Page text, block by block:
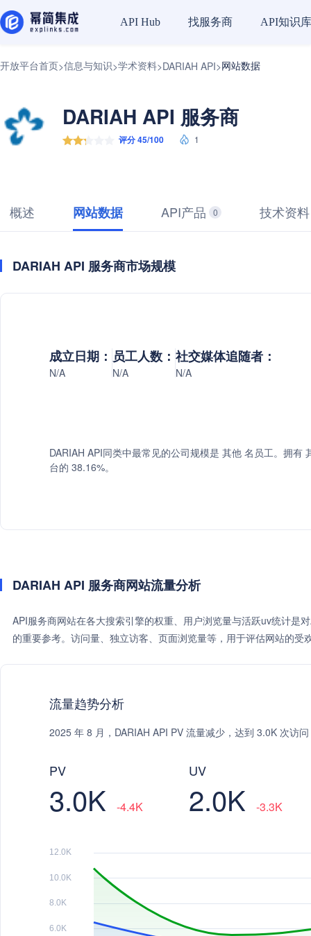
API Hub 找服务商 API知识库
开放平台首页>信息与知识>学术资料>DARIAH API>网站数据
DARIAH API 服务商
评分 45/100 1
概述 网站数据 API产品 0 技术资料
DARIAH API 服务商市场规模
成立日期：
N/A
员工人数：
N/A
社交媒体追随者：
N/A
DARIAH API同类中最常见的公司规模是 其他 名员工。拥有
台的 38.16%。
DARIAH API 服务商网站流量分析
API服务商网站在各大搜索引擎的权重、用户浏览量与活跃uv统计是
的重要参考。访问量、独立访客、页面浏览量等，用于评估网站的
流量趋势分析
2025 年 8 月，DARIAH API PV 流量减少，达到 3.0K 次访
PV
3.0K -4.4K
UV
2.0K -3.3K